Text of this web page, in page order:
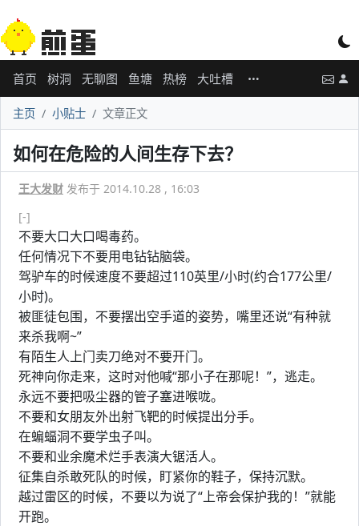
首页 树洞 无聊图 鱼塘 热榜 大吐槽
主页 小贴士 文章正文
如何在危险的人间生存下去？
王大发财 发布于 2014.10.28 , 16:03
[-]
不要大口大口喝毒药。
任何情况下不要用电钻钻脑袋。
驾驴车的时候速度不要超过110英里/小时(约合177公里/
小时)。
被匪徒包围，不要摆出空手道的姿势，嘴里还说“有种就
来杀我啊~”
有陌生人上门卖刀绝对不要开门。
死神向你走来，这时对他喊“那小子在那呢！”，逃走。
永远不要把吸尘器的管子塞进喉咙。
不要和女朋友外出射飞靶的时候提出分手。
在蝙蝠洞不要学虫子叫。
不要和业余魔术烂手表演大锯活人。
征集自杀敢死队的时候，盯紧你的鞋子，保持沉默。
越过雷区的时候，不要以为说了“上帝会保护我的！”就能
开跑。